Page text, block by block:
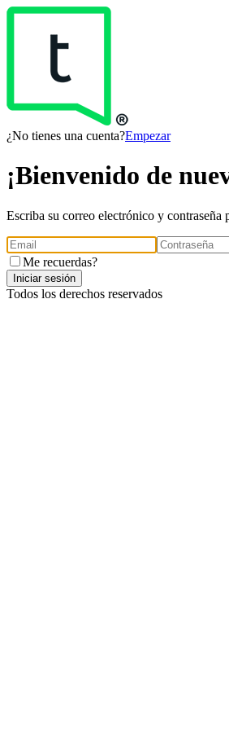
¿No tienes una cuenta?Empezar
¡Bienvenido de
Escriba su correo electrónico y contraseña
Me recuerdas?
Iniciar sesión
Todos los derechos reservados